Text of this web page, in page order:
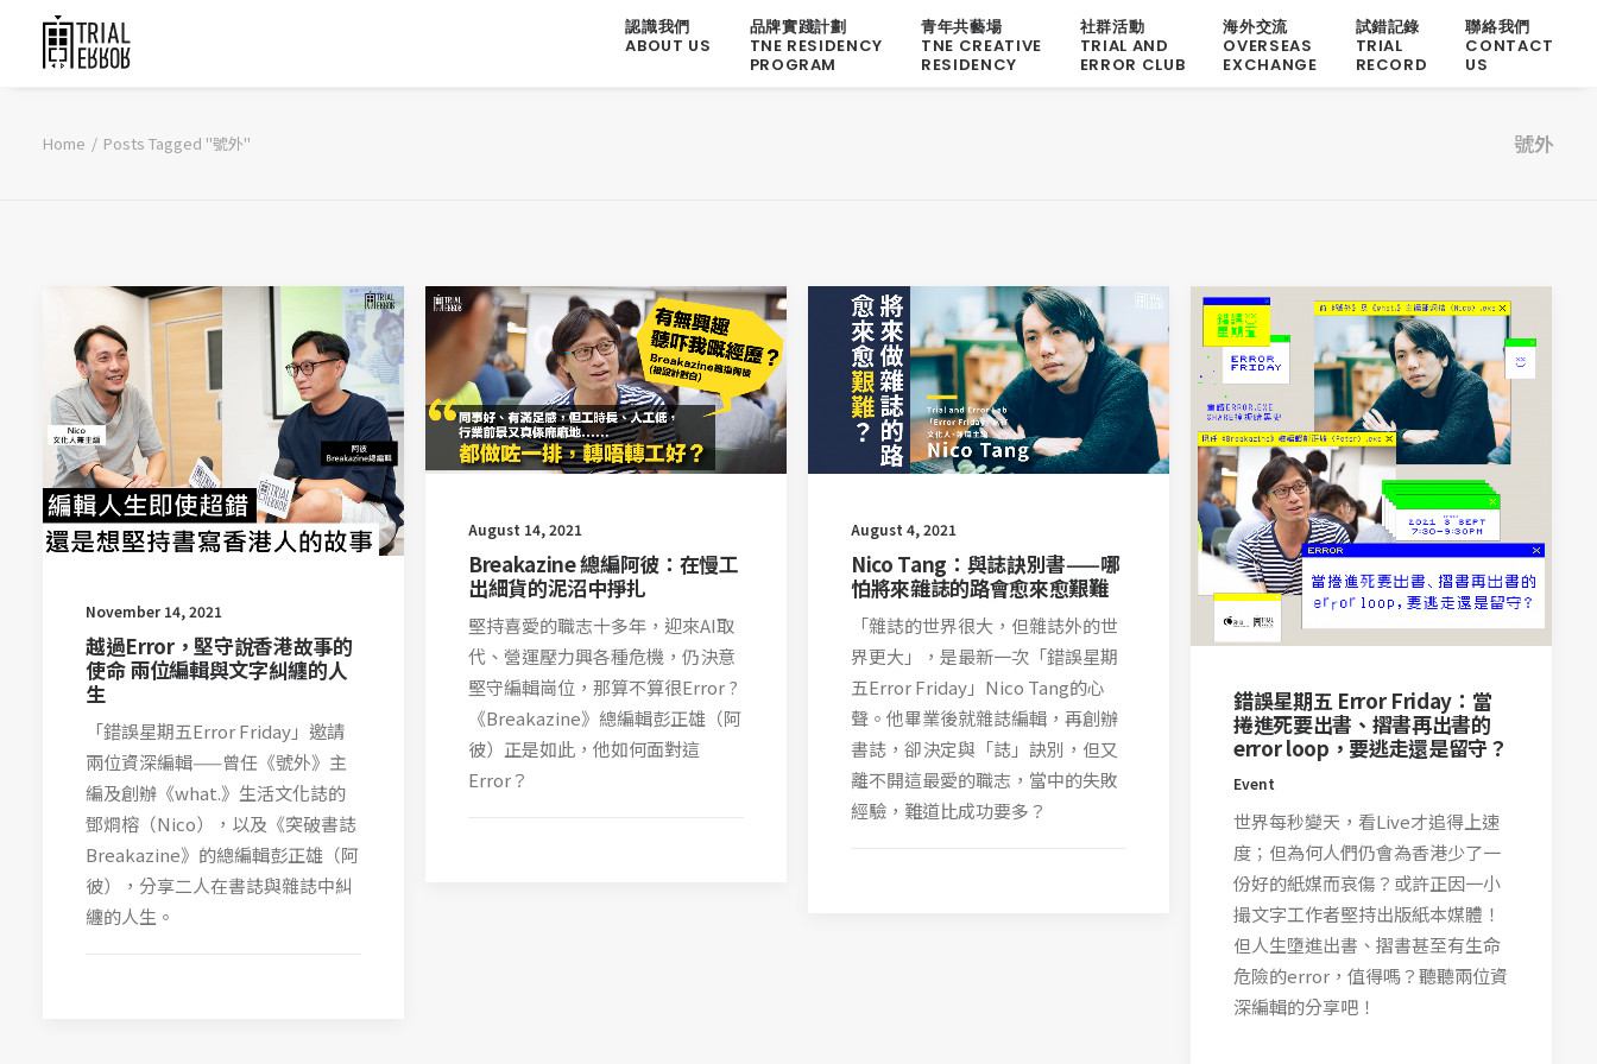
認識我們
ABOUT US
品牌實踐計劃
TNE RESIDENCY
PROGRAM
青年共藝場
TNE CREATIVE
RESIDENCY
社群活動
TRIAL AND
ERROR CLUB
海外交流
OVERSEAS
EXCHANGE
試錯記錄
TRIAL
RECORD
聯絡我們
CONTACT
US
號外
Home Posts Tagged "號外"
November 14, 2021
越過Error，堅守說香港故事的
使命 兩位編輯與文字糾纏的人
生
「錯誤星期五Error Friday」邀請
兩位資深編輯——曾任《號外》主
編及創辦《what.》生活文化誌的
鄧烱榕（Nico），以及《突破書誌
Breakazine》的總編輯彭正雄（阿
彼），分享二人在書誌與雜誌中糾
纏的人生。
August 14, 2021
Breakazine 總編阿彼：在慢工
出細貨的泥沼中掙扎
堅持喜愛的職志十多年，迎來AI取
代、營運壓力興各種危機，仍決意
堅守編輯崗位，那算不算很Error ?
《Breakazine》總編輯彭正雄（阿
彼）正是如此，他如何面對這
Error？
August 4, 2021
Nico Tang：與誌訣別書——哪
怕將來雜誌的路會愈來愈艱難
「雜誌的世界很大，但雜誌外的世
界更大」，是最新一次「錯誤星期
五Error Friday」Nico Tang的心
聲。他畢業後就雜誌編輯，再創辦
書誌，卻決定與「誌」訣別，但又
離不開這最愛的職志，當中的失敗
經驗，難道比成功要多？
錯誤星期五 Error Friday：當
捲進死要出書、摺書再出書的
error loop，要逃走還是留守？
Event
世界每秒變天，看Live才追得上速
度；但為何人們仍會為香港少了一
份好的紙媒而哀傷？或許正因一小
撮文字工作者堅持出版紙本媒體！
但人生墮進出書、摺書甚至有生命
危險的error，值得嗎？聽聽兩位資
深編輯的分享吧！